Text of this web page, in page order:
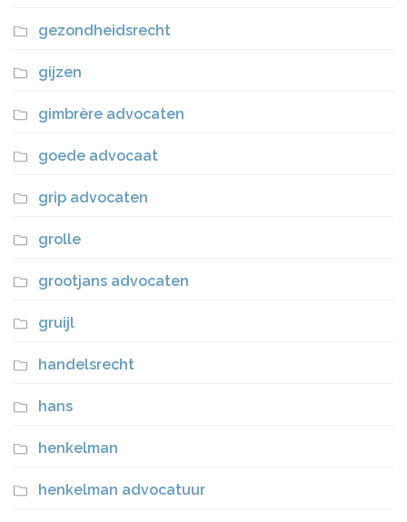
gezondheidsrecht
gijzen
gimbrère advocaten
goede advocaat
grip advocaten
grolle
grootjans advocaten
gruijl
handelsrecht
hans
henkelman
henkelman advocatuur